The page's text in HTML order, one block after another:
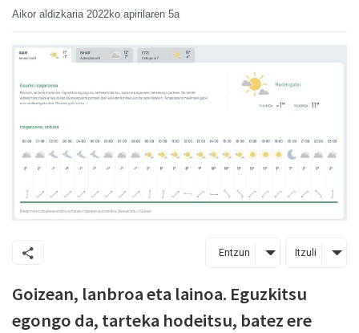
Aikor aldizkaria 2022ko apirilaren 5a
Entzun Itzuli
Goizean, lanbroa eta lainoa. Eguzkitsu
egongo da, tarteka hodeitsu, batez ere